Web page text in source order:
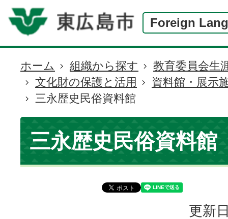
Foreign
現
在
の
位
置
ホーム 組織から探す
教育委員会生
文化財の保護と活用
資料館・展示
三永歴史民俗資料館
三永歴史民俗資料館
更新